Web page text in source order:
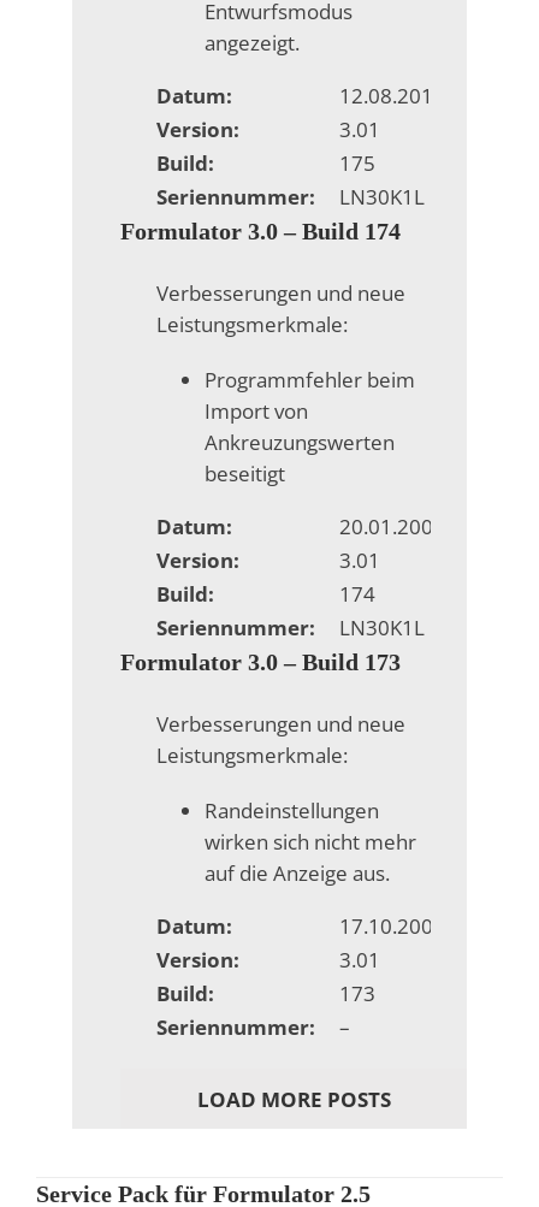
Entwurfsmodus
angezeigt.
Datum:
12.08.2010
Version:
3.01
Build:
175
Seriennummer:
LN30K1L
Formulator 3.0 – Build 174
Verbesserungen und neue
Leistungsmerkmale:
Programmfehler beim
Import von
Ankreuzungswerten
beseitigt
Datum:
20.01.2009
Version:
3.01
Build:
174
Seriennummer:
LN30K1L
Formulator 3.0 – Build 173
Verbesserungen und neue
Leistungsmerkmale:
Randeinstellungen
wirken sich nicht mehr
auf die Anzeige aus.
Datum:
17.10.2008
Version:
3.01
Build:
173
Seriennummer:
–
LOAD MORE POSTS
Service Pack für Formulator 2.5